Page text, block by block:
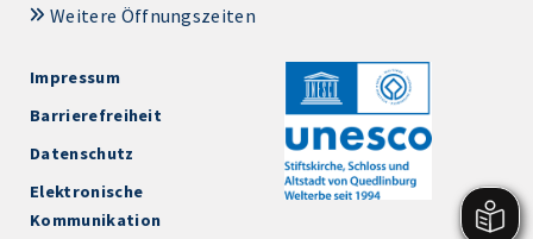
Weitere Öffnungszeiten
Impressum
Barrierefreiheit
Datenschutz
Elektronische
Kommunikation